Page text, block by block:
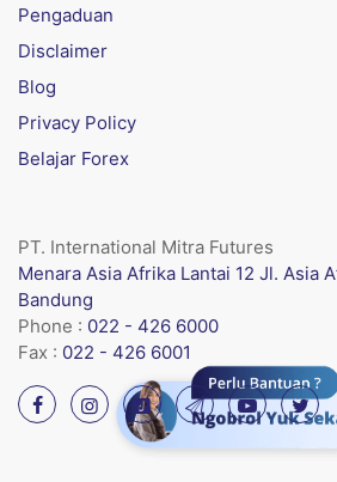
Pengaduan
Disclaimer
Blog
Privacy Policy
Belajar Forex
PT. International Mitra Futures
Menara Asia Afrika Lantai 12 Jl. Asia
Bandung
Phone : 022 - 426 6000
Fax : 022 - 426 6001